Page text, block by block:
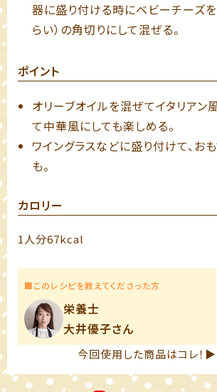
器に盛り付ける時にベビーチーズ
らい）の角切りにして混ぜる。
ポイント
オリーブオイルを混ぜてイタリアン
て中華風にしても楽しめる。
ワイングラスなどに盛り付けて、お
も。
カロリー
1人分67kcal
■このレシピを教えてくださった方
栄養士
大井優子さん
今回使用した商品はコレ！▶